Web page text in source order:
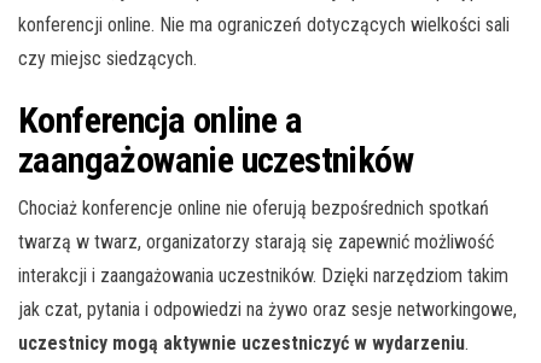
konferencji online. Nie ma ograniczeń dotyczących wielkości sali
czy miejsc siedzących.
Konferencja online a
zaangażowanie uczestników
Chociaż konferencje online nie oferują bezpośrednich spotkań
twarzą w twarz, organizatorzy starają się zapewnić możliwość
interakcji i zaangażowania uczestników. Dzięki narzędziom takim
jak czat, pytania i odpowiedzi na żywo oraz sesje networkingowe,
uczestnicy mogą aktywnie uczestniczyć w wydarzeniu.